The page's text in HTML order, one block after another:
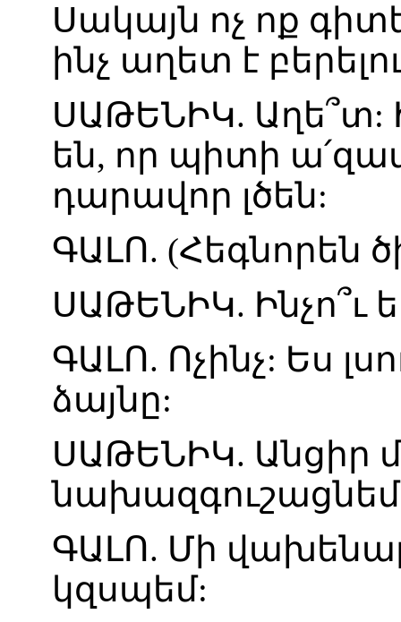
Սակայն ոչ ոք
ինչ աղետ է
ՍԱԹԵՆԻԿ. Աղե՞տ:
են, որ պիտի
դարավոր լծեն:
ԳԱԼՈ. (Հեգնորեն
ՍԱԹԵՆԻԿ. Ինչո՞ւ
ԳԱԼՈ. Ոչինչ: Ես
ձայնը:
ՍԱԹԵՆԻԿ. Անցիր
նախազգուշացնեմ
ԳԱԼՈ. Մի
կզսպեմ: